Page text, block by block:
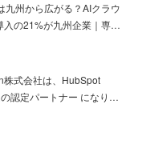
九州から広がる？AIクラウ
入の21%が九州企業｜専…
株式会社は、HubSpot
認定パートナー になり…